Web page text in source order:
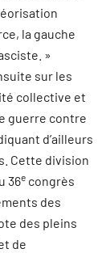
la gauche
»
sur les
collective et
guerre contre
d’ailleurs
Cette division
36e congrès
des
des pleins
de